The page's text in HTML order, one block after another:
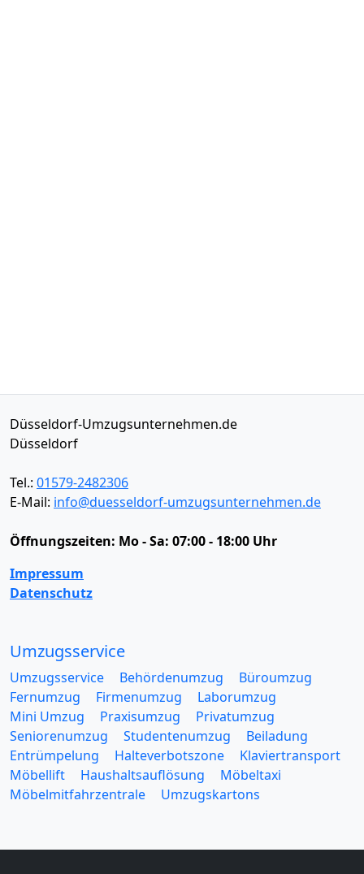
Düsseldorf-Umzugsunternehmen.de
Düsseldorf
Tel.: 01579-2482306
E-Mail: info@duesseldorf-umzugsunternehmen.de
Öffnungszeiten: Mo - Sa: 07:00 - 18:00 Uhr
Impressum
Datenschutz
Umzugsservice
Umzugsservice Behördenumzug
Büroumzug
Fernumzug
Firmenumzug
Laborumzug
Mini Umzug
Praxisumzug
Privatumzug
Seniorenumzug
Studentenumzug
Beiladung
Entrümpelung
Halteverbotszone
Klaviertransport
Möbellift
Haushaltsauflösung
Möbeltaxi
Möbelmitfahrzentrale
Umzugskartons